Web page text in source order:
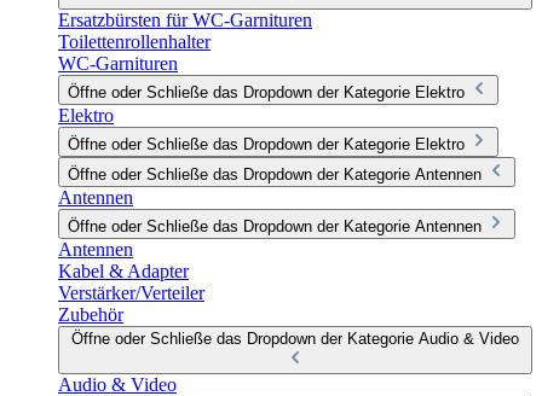
Ersatzbürsten für WC-Garnituren
Toilettenrollenhalter
WC-Garnituren
Öffne oder Schließe das Dropdown der Kategorie Elektro
Elektro
Öffne oder Schließe das Dropdown der Kategorie Elektro
Öffne oder Schließe das Dropdown der Kategorie Antennen
Antennen
Öffne oder Schließe das Dropdown der Kategorie Antennen
Antennen
Kabel & Adapter
Verstärker/Verteiler
Zubehör
Öffne oder Schließe das Dropdown der Kategorie Audio & Video
Audio & Video